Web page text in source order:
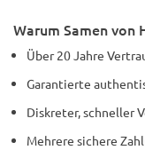
Warum Samen von
Über 20 Jahre
Garantierte
Diskreter, schneller
Mehrere sichere